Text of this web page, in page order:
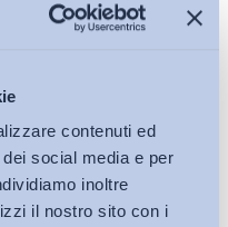
contenuti ed
social media e per
inoltre
il nostro sito con i